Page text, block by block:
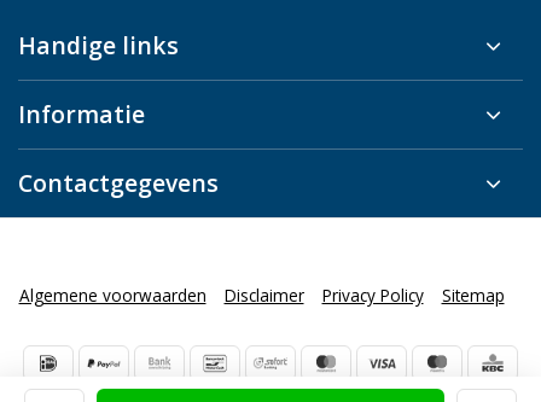
Handige links
Informatie
Contactgegevens
Algemene voorwaarden Disclaimer Privacy Policy Sitemap